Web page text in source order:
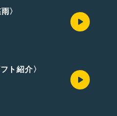
〉
ト紹介〉